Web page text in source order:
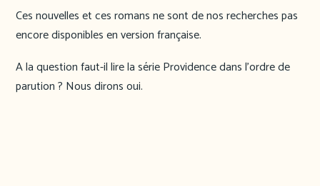
Ces nouvelles et ces romans ne sont de nos recherches pas
encore disponibles en version française.
A la question faut-il lire la série Providence dans l’ordre de
parution ? Nous dirons oui.